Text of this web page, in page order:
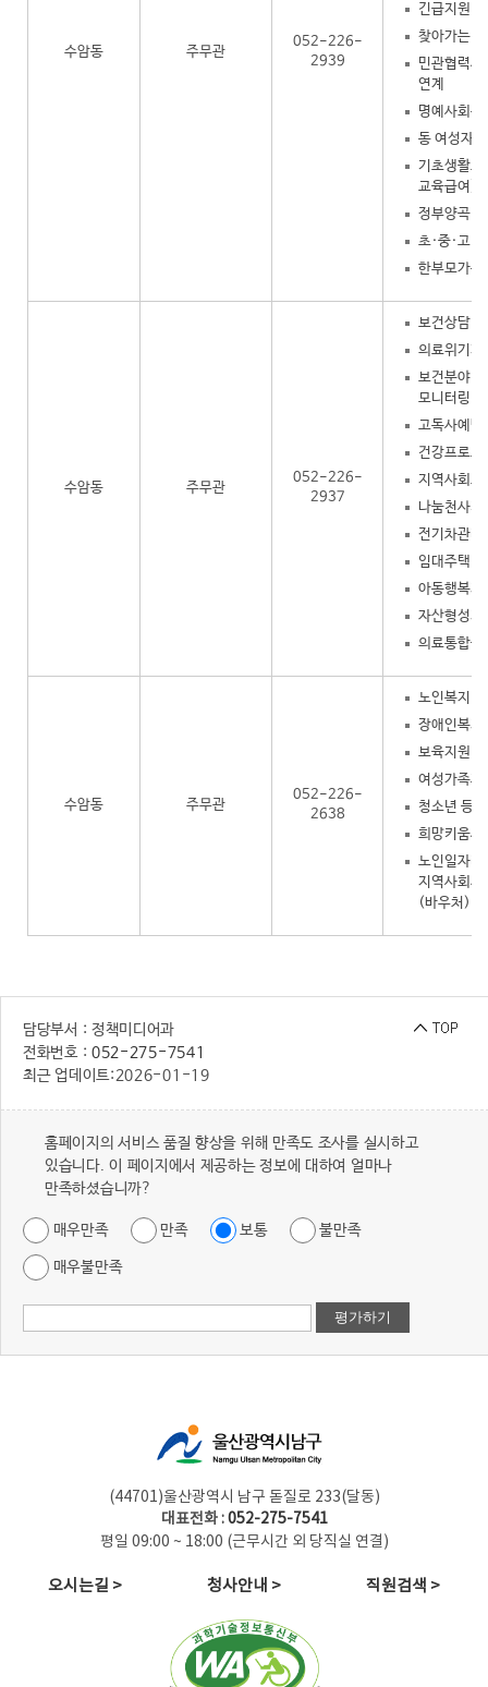
수암동 주무관
052-226-
2939
긴급지원
찾아가는
민관협력사
연계
명예사회복
동 여성자
기초생활보
교육급여)
정부양곡
초·중·고
한부모가족
수암동 주무관
052-226-
2937
보건상담
의료위기가
보건분야
모니터링
고독사예방
건강프로그
지역사회보
나눔천사기
전기차관리
임대주택
아동행복지
자산형성지
의료통합돌
수암동 주무관
052-226-
2638
노인복지
장애인복지
보육지원
여성가족
청소년 등)
희망키움사
노인일자리
지역사회서
(바우처)
담당부서 : 정책미디어과
전화번호 : 052-275-7541
최근 업데이트:2026-01-19
홈페이지의 서비스 품질 향상을 위해 만족도 조사를 실시하고
있습니다. 이 페이지에서 제공하는 정보에 대하여 얼마나
만족하셨습니까?
매우만족 만족 보통 불만족
매우불만족
(44701)울산광역시 남구 돋질로 233(달동)
대표전화 :052-275-7541
평일 09:00 ~ 18:00 (근무시간 외 당직실 연결)
오시는길 > 청사안내 > 직원검색 >